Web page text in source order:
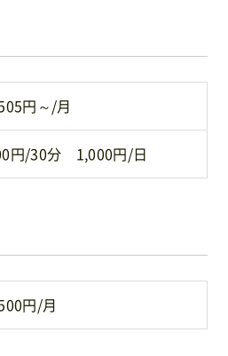
円～/月
円/30分 1,000円/日
円/月